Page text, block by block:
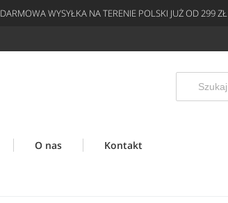
DARMOWA WYSYŁKA NA TERENIE POLSKI JUŻ OD 299 ZŁ
O nas Kontakt